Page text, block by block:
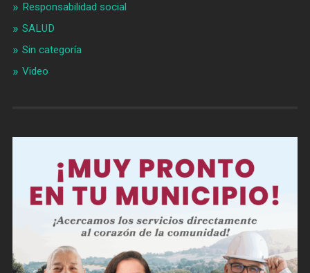
Responsabilidad social
SALUD
Sin categoría
Video